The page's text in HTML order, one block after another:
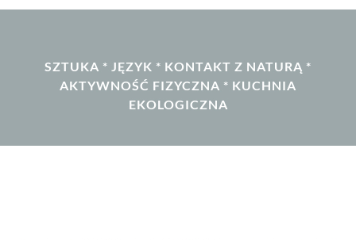
SZTUKA * JĘZYK * KONTAKT Z NATURĄ *
AKTYWNOŚĆ FIZYCZNA * KUCHNIA
EKOLOGICZNA